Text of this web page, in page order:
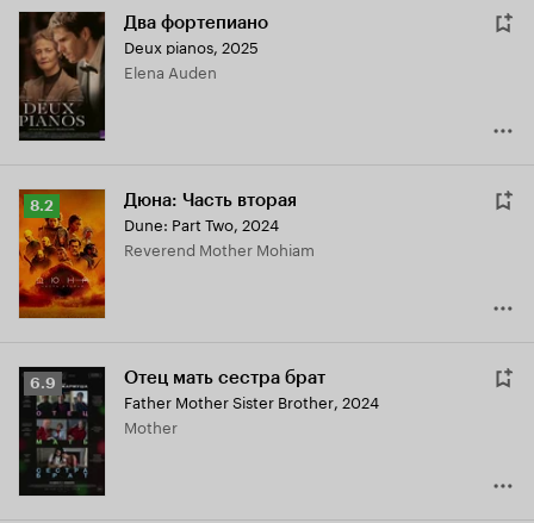
Два фортепиано
Deux pianos, 2025
Elena Auden
Рейтинг
Кинопоиска
8.2
8.2 Дюна: Часть вторая
Dune: Part Two, 2024
Reverend Mother Mohiam
Рейтинг
Кинопоиска
6.9
6.9 Отец мать сестра брат
Father Mother Sister Brother, 2024
Mother